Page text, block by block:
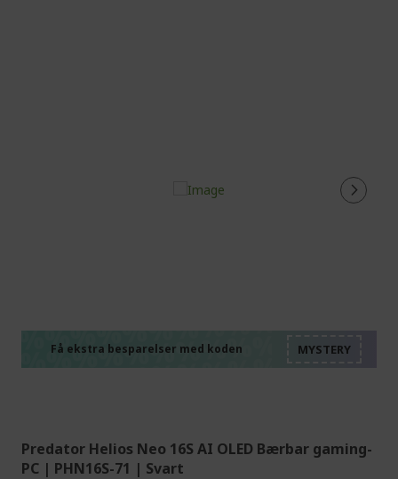
Få ekstra besparelser med koden
Predator Helios Neo 16S AI OLED Bærbar gaming-
PC | PHN16S-71 | Svart